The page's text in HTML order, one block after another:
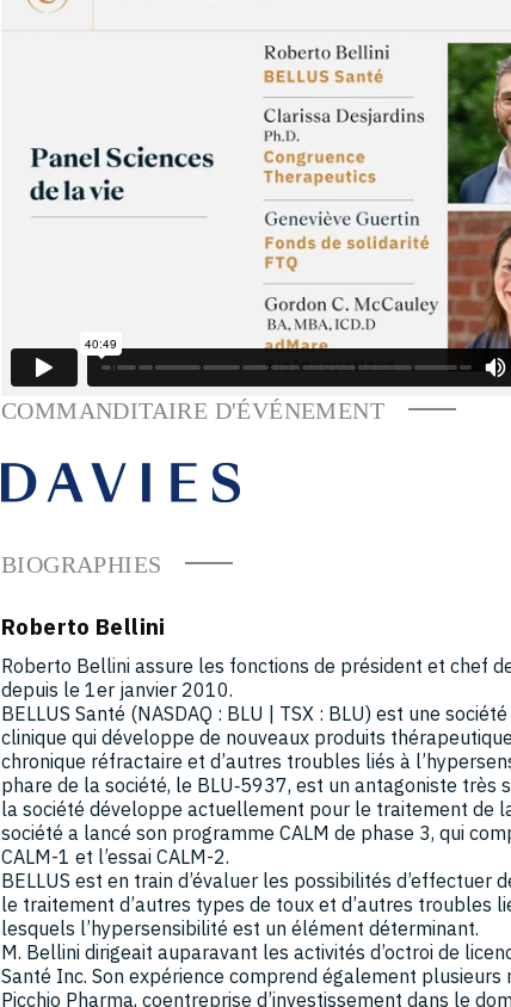
COMMANDITAIRE D'ÉVÉNEMENT
BIOGRAPHIES
Roberto Bellini
Roberto Bellini assure les fonctions de président et chef
depuis le 1er janvier 2010.
BELLUS Santé (NASDAQ : BLU | TSX : BLU) est une
clinique qui développe de nouveaux produits
chronique réfractaire et d’autres troubles liés à
phare de la société, le BLU‑5937, est un antagoniste très
la société développe actuellement pour le traitement de
société a lancé son programme CALM de phase 3, qui
CALM-1 et l’essai CALM-2.
BELLUS est en train d’évaluer les possibilités d’effectuer
le traitement d’autres types de toux et d’autres troubles
lesquels l’hypersensibilité est un élément déterminant.
M. Bellini dirigeait auparavant les activités d’octroi de
Santé Inc. Son expérience comprend également
Picchio Pharma, coentreprise d’investissement dans le